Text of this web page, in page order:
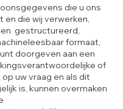
die u ons
die wij verwerken,
gestructureerd,
formaat,
doorgeven aan een
of
uw vraag en als dit
is, kunnen overmaken